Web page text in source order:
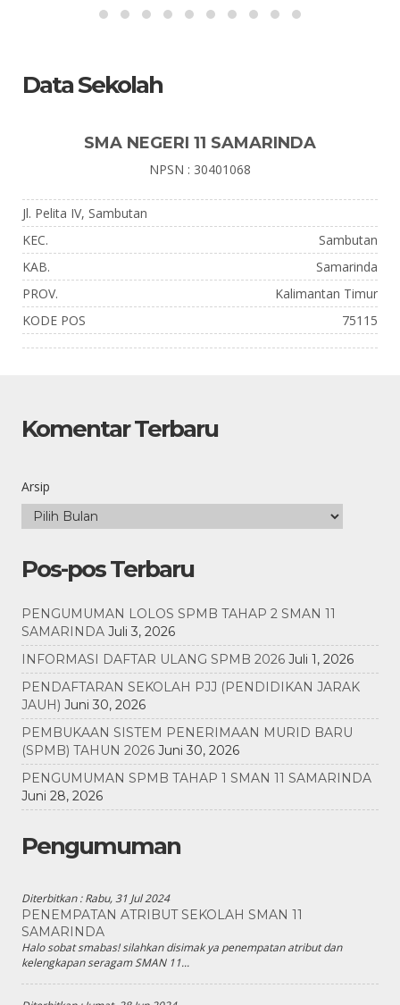
Data Sekolah
SMA NEGERI 11 SAMARINDA
NPSN : 30401068
Jl. Pelita IV, Sambutan
KEC.
Sambutan
KAB.
Samarinda
PROV.
Kalimantan Timur
KODE POS
75115
Komentar Terbaru
Arsip
Pos-pos Terbaru
PENGUMUMAN LOLOS SPMB TAHAP 2 SMAN 11
SAMARINDA Juli 3, 2026
INFORMASI DAFTAR ULANG SPMB 2026 Juli 1, 2026
PENDAFTARAN SEKOLAH PJJ (PENDIDIKAN JARAK
JAUH) Juni 30, 2026
PEMBUKAAN SISTEM PENERIMAAN MURID BARU
(SPMB) TAHUN 2026 Juni 30, 2026
PENGUMUMAN SPMB TAHAP 1 SMAN 11 SAMARINDA
Juni 28, 2026
Pengumuman
Diterbitkan :Rabu, 31 Jul 2024
PENEMPATAN ATRIBUT SEKOLAH SMAN 11
SAMARINDA
Halo sobat smabas! silahkan disimak ya penempatan atribut dan
kelengkapan seragam SMAN 11...